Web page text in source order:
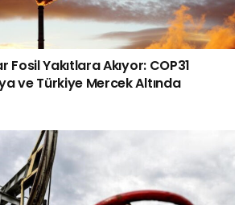
Yakıtlara Akıyor: COP31
ve Türkiye Mercek Altında